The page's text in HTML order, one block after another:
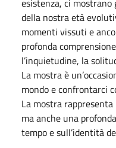
della nostra età
momenti vissuti e
profonda
l’inquietudine, la
La mostra è
mondo e confrontarci
La mostra
ma anche una
tempo e sull’identità